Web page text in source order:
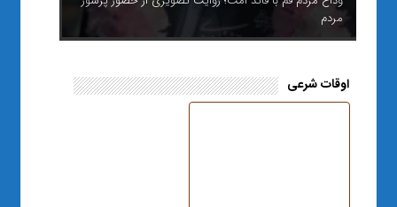
مردم
اوقات شرعی